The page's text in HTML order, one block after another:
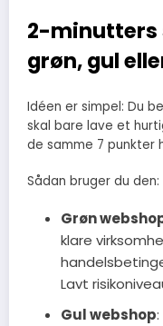
2-minutters
grøn, gul
Idéen er simpel: Du
skal bare lave et
de samme 7 punkter
Sådan bruger du den:
Grøn
klare
Lavt
Gul webshop